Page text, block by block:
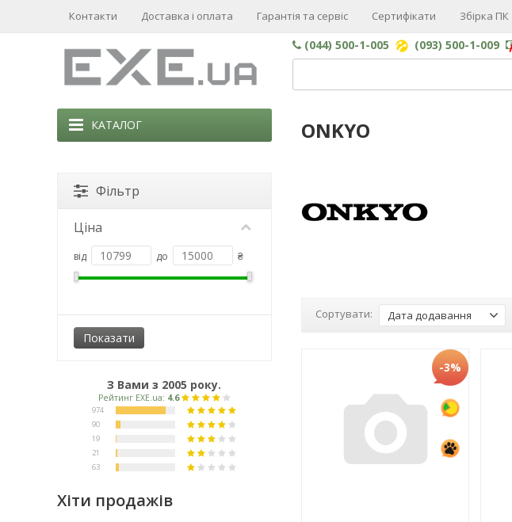
Контакти Доставка і оплата Гарантія та сервіс Сертифікати Збірка ПК
(044) 500-1-005 (093) 500-1-009
КАТАЛОГ ONKYO
Сортувати: Дата додавання
-3%
Фільтр
Ціна
від до ₴
З Вами з 2005 року.
Хіти продажів